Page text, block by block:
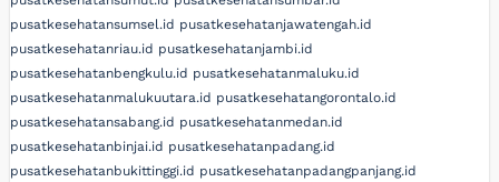
pusatkesehatansumsel.id pusatkesehatanjawatengah.id
pusatkesehatanriau.id pusatkesehatanjambi.id
pusatkesehatanbengkulu.id pusatkesehatanmaluku.id
pusatkesehatanmalukuutara.id pusatkesehatangorontalo.id
pusatkesehatansabang.id pusatkesehatanmedan.id
pusatkesehatanbinjai.id pusatkesehatanpadang.id
pusatkesehatanbukittinggi.id pusatkesehatanpadangpanjang.id